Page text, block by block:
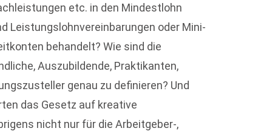
etc. in den Mindestlohn
Leistungslohnvereinbarungen oder Mini-
behandelt? Wie sind die
Auszubildende, Praktikanten,
genau zu definieren? Und
das Gesetz auf kreative
nicht nur für die Arbeitgeber-,